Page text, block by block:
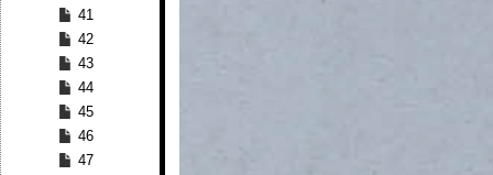
41
42
43
44
45
46
47